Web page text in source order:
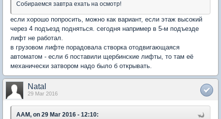
Собираемся завтра ехать на осмотр!
если хорошо попросить, можно как вариант, если этаж высокий
через 4 подъезд подняться. сегодня например в 5-м подъезде
лифт не работал.
в грузовом лифте порадовала створка отодвигающаяся
автоматом - если б поставили щербинские лифты, то там её
механически затвором надо было б открывать.
Natal
29 Mar 2016
AAM, on 29 Mar 2016 - 12:10: